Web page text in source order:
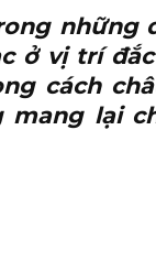
những
ở vị trí
cách
lại